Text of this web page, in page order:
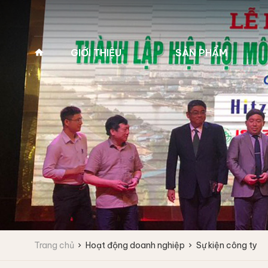
GIỚI THIỆU
Về Pan Trading
Lịch sử hình thành
Tầm nhìn - Sứ mệnh
Giá trị cốt lõi
Lĩnh vực kinh doanh
Vì sao chọn chúng tôi
SẢN PHẨM
MÁY GIẶT VẮT CÔNG
NGHIỆP
Máy giặt công nghiệp
Fagor
Máy giặt vắt tốc độ cao
Máy giặt vắt tốc độ trung bình
Máy giặt công nghiệp
IPSO
Máy giặt vắt tốc độ cao
MÁY GIẶT Y TẾ 2
(MÁY GIẶT BỆNH
Máy giặt y tế 2 cửa
Máy giặt y tế 2 cửa
Trang chủ Hoạt động doanh nghiệp Sự kiện công ty